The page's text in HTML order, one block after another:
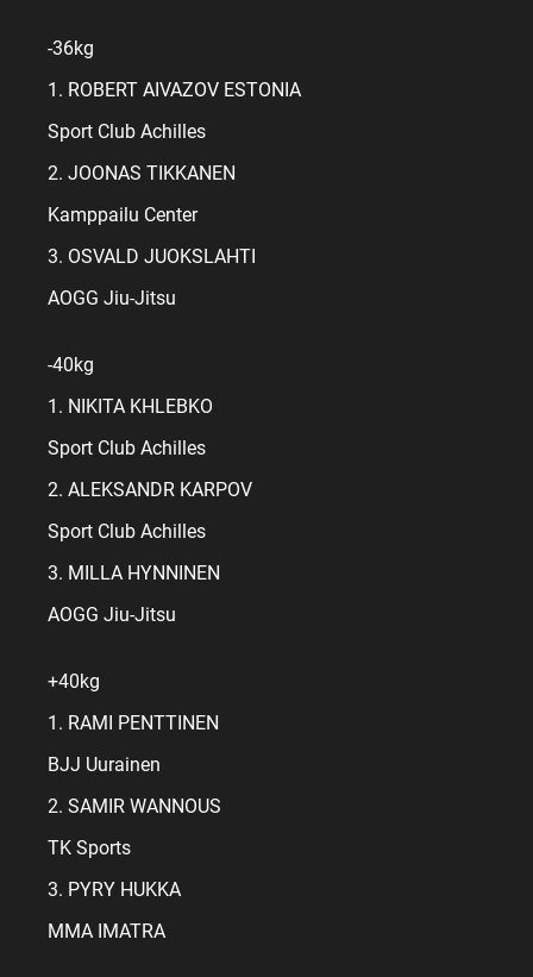
-36kg
1. ROBERT AIVAZOV ESTONIA
Sport Club Achilles
2. JOONAS TIKKANEN
Kamppailu Center
3. OSVALD JUOKSLAHTI
AOGG Jiu-Jitsu
-40kg
1. NIKITA KHLEBKO
Sport Club Achilles
2. ALEKSANDR KARPOV
Sport Club Achilles
3. MILLA HYNNINEN
AOGG Jiu-Jitsu
+40kg
1. RAMI PENTTINEN
BJJ Uurainen
2. SAMIR WANNOUS
TK Sports
3. PYRY HUKKA
MMA IMATRA